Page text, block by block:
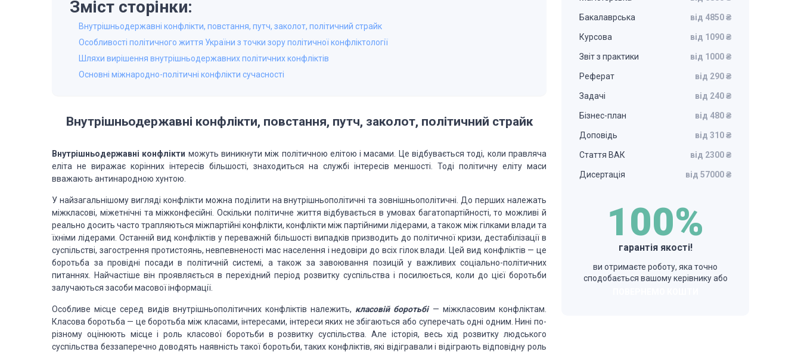
Зміст сторінки:
Внутрішньодержавні конфлікти, повстання, путч, заколот, політичний страйк
Особливості політичного життя України з точки зору політичної конфліктології
Шляхи вирішення внутрішньодержавних політичних конфліктів
Основні міжнародно-політичні конфлікти сучасності
Внутрішньодержавні конфлікти, повстання, путч, заколот, політичний страйк
Внутрішньодержавні конфлікти можуть виникнути між політичною елітою і масами. Це відбувається тоді, коли правляча
еліта не виражає корінних інтересів більшості, знаходиться на службі інтересів меншості. Тоді політичну еліту маси
вважають антинародною хунтою.
У найзагальнішому вигляді конфлікти можна поділити на внутрішньополітичні та зовнішньополітичні. До перших належать
міжкласові, міжетнічні та міжконфесійні. Оскільки політичне життя відбувається в умовах багатопартійності, то можливі й
реально досить часто трапляються міжпартійні конфлікти, конфлікти між партійними лідерами, а також між гілками влади та
їхніми лідерами. Останній вид конфліктів у переважній більшості випадків призводить до політичної кризи, дестабілізації в
суспільстві, загострення протистоянь, невпевненості мас населення і недовіри до всіх гілок влади. Цей вид конфліктів — це
боротьба за провідні посади в політичній системі, а також за завоювання позицій у важливих соціально-політичних
питаннях. Найчастіше він проявляється в перехідний період розвитку суспільства і посилюється, коли до цієї боротьби
залучаються засоби масової інформації.
Особливе місце серед видів внутрішньополітичних конфліктів належить, класовій боротьбі— міжкласовим конфліктам.
Класова боротьба — це боротьба між класами, інтересами, інтереси яких не збігаються або суперечать одні одним. Нині по-
різному оцінюють місце і роль класової боротьби в розвитку суспільства. Але історія, весь хід розвитку людського
суспільства беззаперечно доводять наявність такої боротьби, таких конфліктів, які відігравали і відіграють відповідну роль
Бакалаврська від 4850 ₴
Курсова від 1090 ₴
Звіт з практики від 1000 ₴
Реферат від 290 ₴
Задачі від 240 ₴
Бізнес-план від 480 ₴
Доповідь від 310 ₴
Стаття ВАК від 2300 ₴
Дисертація від 57000 ₴
100%
гарантія якості!
ви отримаєте роботу, яка точно
сподобається вашому керівнику або